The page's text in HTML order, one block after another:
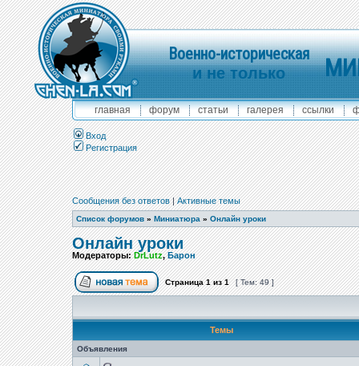
Военно-историческая
и не только
главная форум статьи галерея ссылки
Вход
Регистрация
Сообщения без ответов|Активные темы
Список форумов » Миниатюра » Онлайн уроки
Онлайн уроки
Модераторы:DrLutz,Барон
Страница1из1 [ Тем: 49 ]
Темы
Объявления